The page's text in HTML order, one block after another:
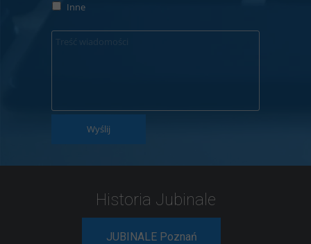
Inne
Wyślij
Historia Jubinale
JUBINALE Poznań